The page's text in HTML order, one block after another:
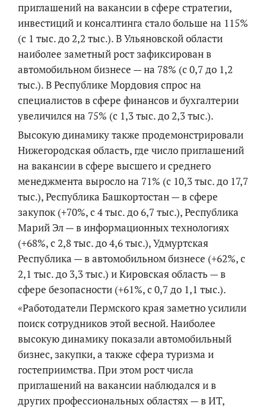
приглашений на вакансии в сфере стратегии,
инвестиций и консалтинга стало больше на 115%
(с 1 тыс. до 2,2 тыс.). В Ульяновской области
наиболее заметный рост зафиксирован в
автомобильном бизнесе — на 78% (с 0,7 до 1,2
тыс.). В Республике Мордовия спрос на
специалистов в сфере финансов и бухгалтерии
увеличился на 75% (с 1,3 тыс. до 2,3 тыс.).
Высокую динамику также продемонстрировали
Нижегородская область, где число приглашений
на вакансии в сфере высшего и среднего
менеджмента выросло на 71% (с 10,3 тыс. до 17,7
тыс.), Республика Башкортостан — в сфере
закупок (+70%, с 4 тыс. до 6,7 тыс.), Республика
Марий Эл — в информационных технологиях
(+68%, с 2,8 тыс. до 4,6 тыс.), Удмуртская
Республика — в автомобильном бизнесе (+62%, с
2,1 тыс. до 3,3 тыс.) и Кировская область — в
сфере безопасности (+61%, с 0,7 до 1,1 тыс.).
«Работодатели Пермского края заметно усилили
поиск сотрудников этой весной. Наиболее
высокую динамику показали автомобильный
бизнес, закупки, а также сфера туризма и
гостеприимства. При этом рост числа
приглашений на вакансии наблюдался и в
других профессиональных областях — в ИТ,